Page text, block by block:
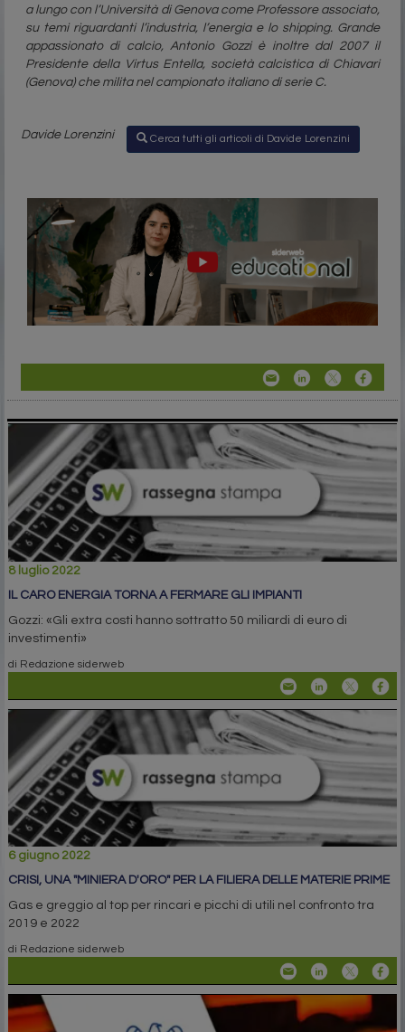
a lungo con l’Università di Genova come Professore associato,
su temi riguardanti l’industria, l’energia e lo shipping. Grande
appassionato di calcio, Antonio Gozzi è inoltre dal 2007 il
Presidente della Virtus Entella, società calcistica di Chiavari
(Genova) che milita nel campionato italiano di serie C.
Davide Lorenzini Cerca tutti gli articoli di Davide Lorenzini
8 luglio 2022
IL CARO ENERGIA TORNA A FERMARE GLI IMPIANTI
Gozzi: «Gli extra costi hanno sottratto 50 miliardi di euro di
investimenti»
di Redazione siderweb
6 giugno 2022
CRISI, UNA "MINIERA D'ORO" PER LA FILIERA DELLE MATERIE PRIME
Gas e greggio al top per rincari e picchi di utili nel confronto tra
2019 e 2022
di Redazione siderweb